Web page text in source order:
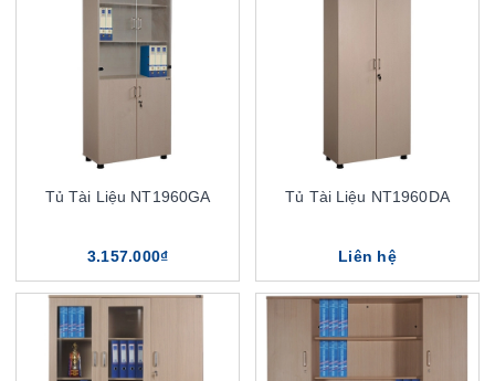
Tủ Tài Liệu NT1960GA
3.157.000₫
Tủ Tài Liệu NT1960DA
Liên hệ